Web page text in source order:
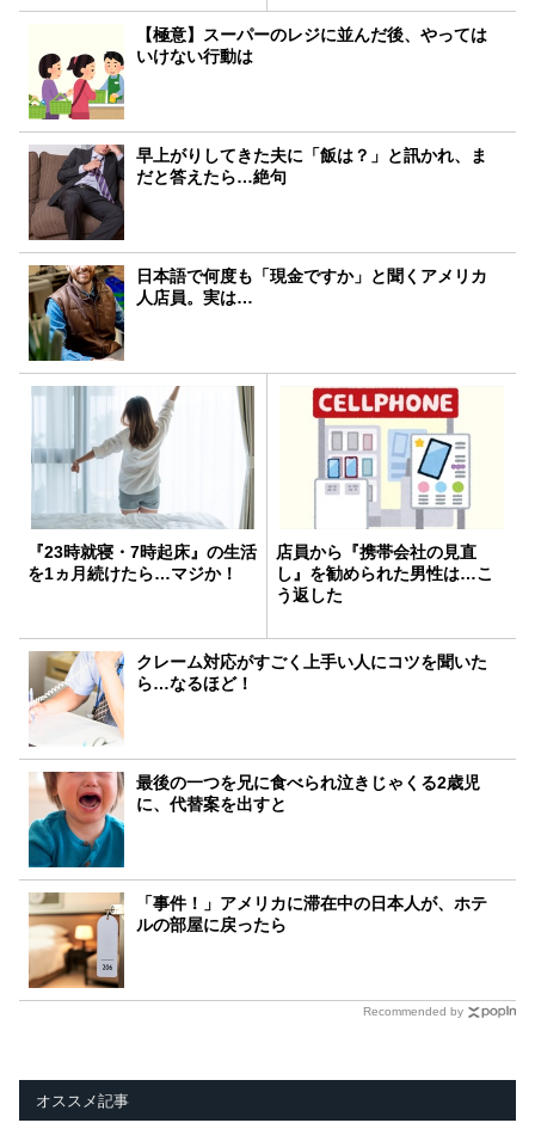
【極意】スーパーのレジに並んだ後、やっては
いけない行動は
早上がりしてきた夫に「飯は？」と訊かれ、ま
だと答えたら…絶句
日本語で何度も「現金ですか」と聞くアメリカ
人店員。実は…
『23時就寝・7時起床』の生活
を1ヵ月続けたら…マジか！
店員から『携帯会社の見直
し』を勧められた男性は…こ
う返した
クレーム対応がすごく上手い人にコツを聞いた
ら…なるほど！
最後の一つを兄に食べられ泣きじゃくる2歳児
に、代替案を出すと
「事件！」アメリカに滞在中の日本人が、ホテ
ルの部屋に戻ったら
Recommended by
オススメ記事